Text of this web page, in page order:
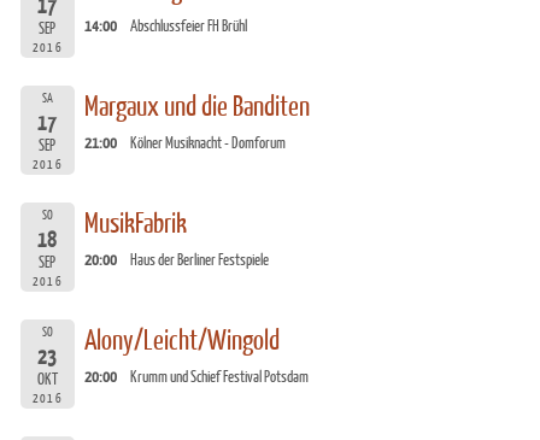
17
SEP
2016
14:00 Abschlussfeier FH Brühl
SA
17
SEP
2016
Margaux und die Banditen
21:00 Kölner Musiknacht - Domforum
SO
18
SEP
2016
MusikFabrik
20:00 Haus der Berliner Festspiele
SO
23
OKT
2016
Alony/Leicht/Wingold
20:00 Krumm und Schief Festival Potsdam